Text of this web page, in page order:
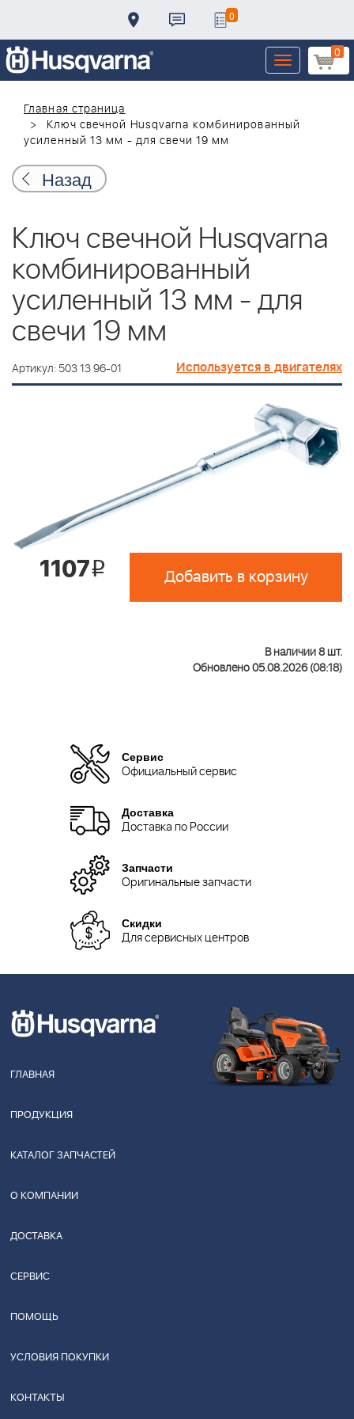
0
0
Toggle
navigation
Главная страница
Ключ свечной Husqvarna комбинированный
усиленный 13 мм - для свечи 19 мм
Назад
Ключ свечной Husqvarna
комбинированный
усиленный 13 мм - для
свечи 19 мм
Артикул: 503 13 96-01 Используется в двигателях
1107i Добавить в корзину
В наличии 8 шт.
Обновлено 05.08.2026 (08:18)
Сервис
Официальный сервис
Доставка
Доставка по России
Запчасти
Оригинальные запчасти
Скидки
Для сервисных центров
ГЛАВНАЯ
ПРОДУКЦИЯ
КАТАЛОГ ЗАПЧАСТЕЙ
О КОМПАНИИ
ДОСТАВКА
СЕРВИС
ПОМОЩЬ
УСЛОВИЯ ПОКУПКИ
КОНТАКТЫ